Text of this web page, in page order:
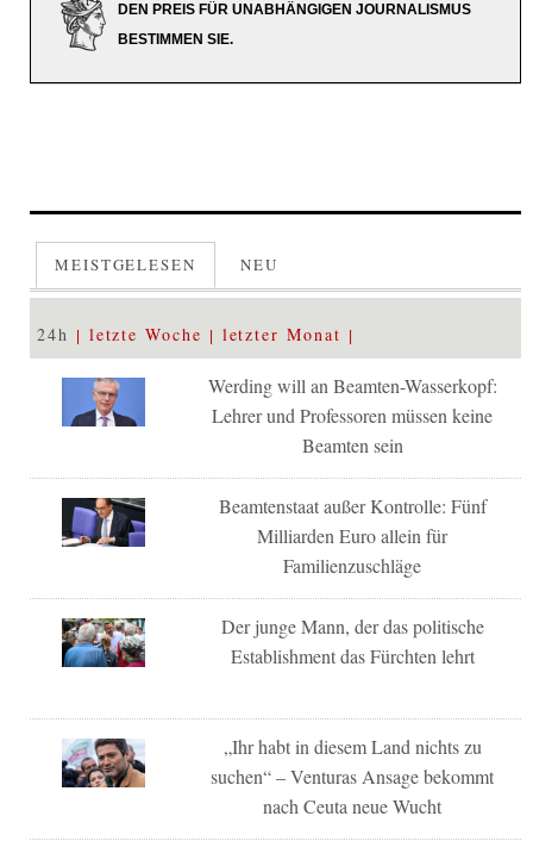
DEN PREIS FÜR UNABHÄNGIGEN JOURNALISMUS
BESTIMMEN SIE.
MEISTGELESEN NEU
24h letzte Woche letzter Monat
Werding will an Beamten-Wasserkopf:
Lehrer und Professoren müssen keine
Beamten sein
Beamtenstaat außer Kontrolle: Fünf
Milliarden Euro allein für
Familienzuschläge
Der junge Mann, der das politische
Establishment das Fürchten lehrt
„Ihr habt in diesem Land nichts zu
suchen“ – Venturas Ansage bekommt
nach Ceuta neue Wucht